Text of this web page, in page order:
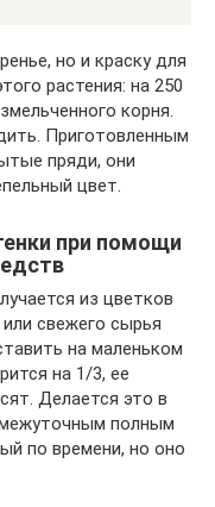
но и краску для
растения: на 250
корня.
Приготовленным
пряди, они
цвет.
при помощи
из цветков
свежего сырья
на маленьком
на 1/3, ее
Делается это в
полным
по времени, но оно